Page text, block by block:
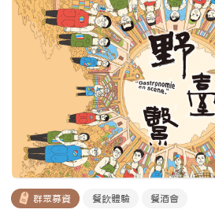
群眾募資 餐飲體驗 餐酒會